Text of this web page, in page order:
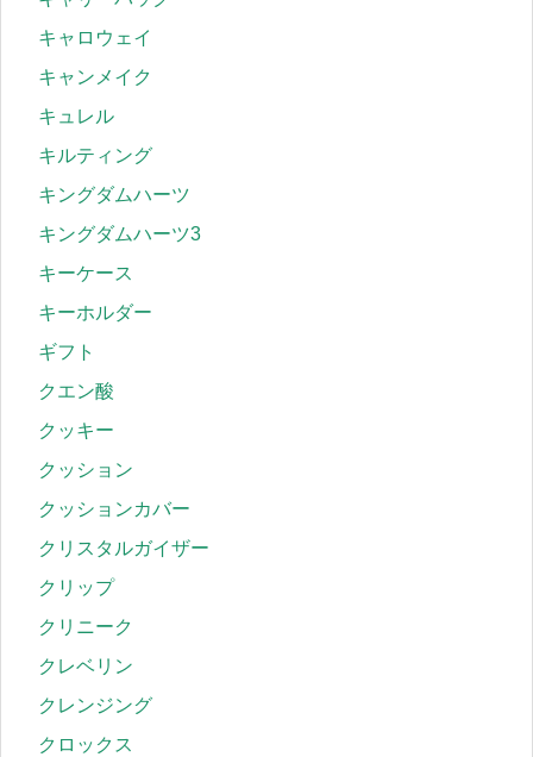
キャロウェイ
キャンメイク
キュレル
キルティング
キングダムハーツ
キングダムハーツ3
キーケース
キーホルダー
ギフト
クエン酸
クッキー
クッション
クッションカバー
クリスタルガイザー
クリップ
クリニーク
クレベリン
クレンジング
クロックス